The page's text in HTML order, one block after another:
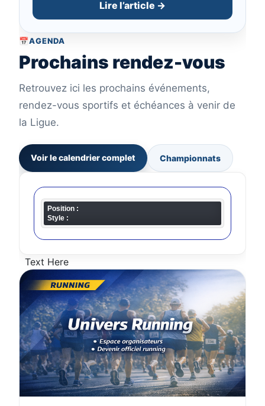
Lire l’article →
📅AGENDA
Prochains rendez-vous
Retrouvez ici les prochains événements,
rendez-vous sportifs et échéances à venir de
la Ligue.
Voir le calendrier complet Championnats
Position :
Style :
Text Here